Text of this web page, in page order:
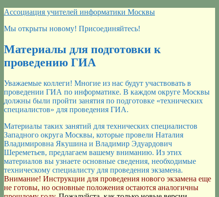
Перейти
содержимому
Ассоциация учителей информатики Москвы
Мы открыты новому! Присоединяйтесь!
Материалы для подготовки к
проведению ГИА
Уважаемые коллеги! Многие из нас будут участвовать в
проведении ГИА по информатике. В каждом округе Москвы
должны были пройти занятия по подготовке «технических
специалистов» для проведения ГИА.
Материалы таких занятий для технических специалистов
Западного округа Москвы, которые провели Наталия
Владимировна Якушина и Владимир Эдуардович
Шереметьев, предлагаем вашему вниманию. Из этих
материалов вы узнаете основные сведения, необходимые
техническому специалисту для проведения экзамена.
Внимание! Инструкции для проведения нового экзамена еще
не готовы, но основные положения остаются аналогичны